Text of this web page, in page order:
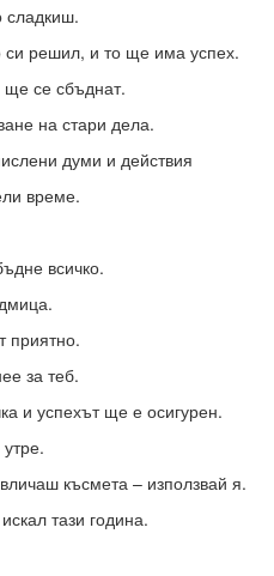
сладкиш.
решил, и то ще има успех.
ще се сбъднат.
на стари дела.
думи и действия
време.
всичко.
приятно.
за теб.
и успехът ще е осигурен.
късмета – използвай я.
тази година.